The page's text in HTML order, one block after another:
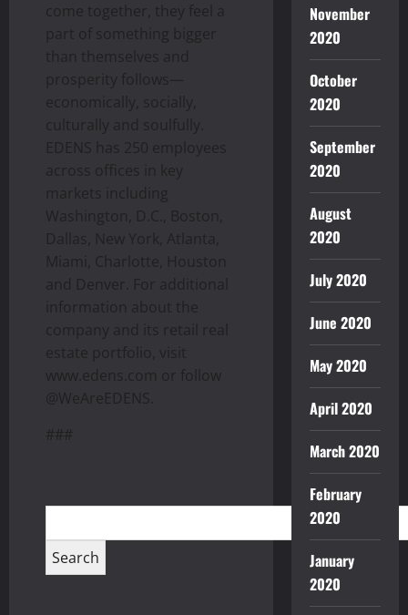
come together, they feel a
part of something bigger
than themselves and
prosperity follows—
economically, socially,
culturally and soulfully.
EDENS has 250 employees
across offices in key
markets including
Washington, D.C., Boston,
Dallas, New York, Atlanta,
Miami, Charlotte, Houston
and Denver. For additional
information about the
company and its retail real
estate portfolio, visit
www.edens.com or follow
@WeAreEDENS.
###
November
2020
October
2020
September
2020
August
2020
July 2020
June 2020
May 2020
April 2020
March 2020
February
2020
January
2020